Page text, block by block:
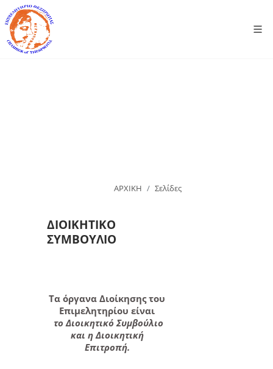
ΑΡΧΙΚΗ Σελίδες
ΔΙΟΙΚΗΤΙΚΟ
ΣΥΜΒΟΥΛΙΟ
Τα όργανα Διοίκησης του
Επιμελητηρίου είναι
το Διοικητικό Συμβούλιο
και η Διοικητική
Επιτροπή.